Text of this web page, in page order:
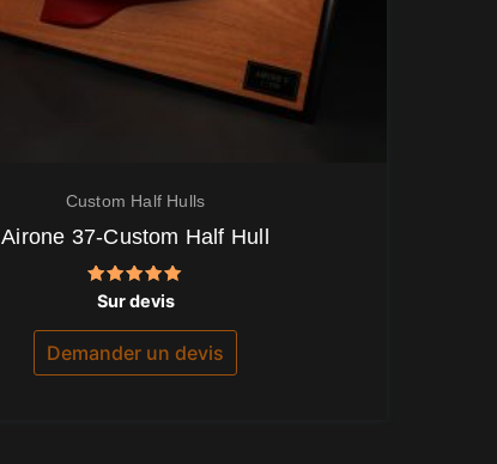
Custom Half Hulls
Airone 37-Custom Half Hull
Note
5.00
sur 5
Sur devis
Demander un devis